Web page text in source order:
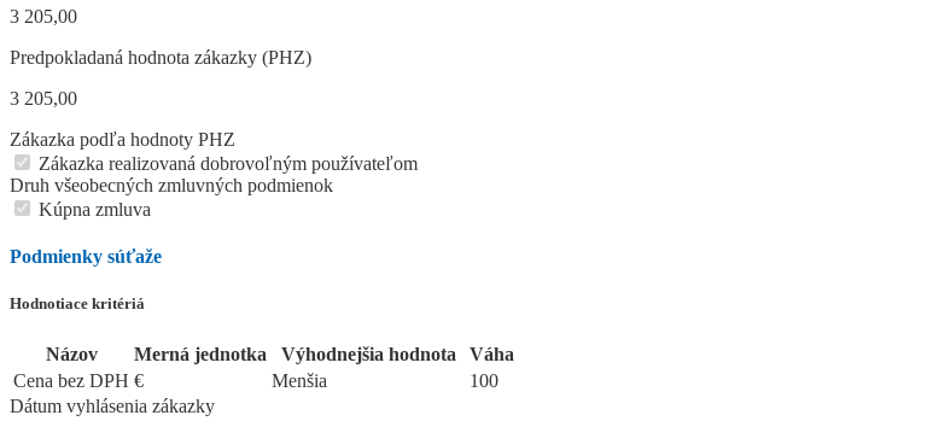
3 205,00
Predpokladaná hodnota zákazky (PHZ)
3 205,00
Zákazka podľa hodnoty PHZ
Zákazka realizovaná dobrovoľným používateľom
Druh všeobecných zmluvných podmienok
Kúpna zmluva
Podmienky súťaže
Hodnotiace kritériá
Názov Merná jednotka Výhodnejšia hodnota
Váha
Cena bez DPH € Menšia
100
Dátum vyhlásenia zákazky